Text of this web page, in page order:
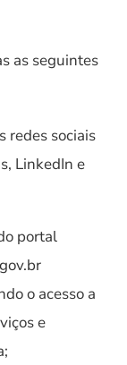
as seguintes
redes sociais
LinkedIn e
portal
o acesso a
e